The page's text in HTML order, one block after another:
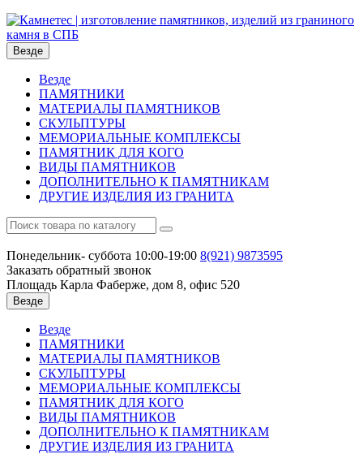
Везде
Везде
ПАМЯТНИКИ
МАТЕРИАЛЫ ПАМЯТНИКОВ
СКУЛЬПТУРЫ
МЕМОРИАЛЬНЫЕ КОМПЛЕКСЫ
ПАМЯТНИК ДЛЯ КОГО
ВИДЫ ПАМЯТНИКОВ
ДОПОЛНИТЕЛЬНО К ПАМЯТНИКАМ
ДРУГИЕ ИЗДЕЛИЯ ИЗ ГРАНИТА
Понедельник- суббота 10:00-19:00 8(921) 9873595
Заказать обратный звонок
Площадь Карла Фаберже, дом 8, офис 520
Везде
Везде
ПАМЯТНИКИ
МАТЕРИАЛЫ ПАМЯТНИКОВ
СКУЛЬПТУРЫ
МЕМОРИАЛЬНЫЕ КОМПЛЕКСЫ
ПАМЯТНИК ДЛЯ КОГО
ВИДЫ ПАМЯТНИКОВ
ДОПОЛНИТЕЛЬНО К ПАМЯТНИКАМ
ДРУГИЕ ИЗДЕЛИЯ ИЗ ГРАНИТА